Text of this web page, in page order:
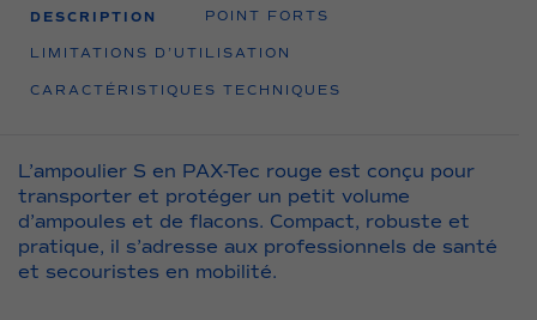
Rouge
DESCRIPTION POINT FORTS
LIMITATIONS D’UTILISATION
CARACTÉRISTIQUES TECHNIQUES
L’ampoulier S en PAX-Tec rouge est conçu pour
transporter et protéger un petit volume
d’ampoules et de flacons. Compact, robuste et
pratique, il s’adresse aux professionnels de santé
et secouristes en mobilité.